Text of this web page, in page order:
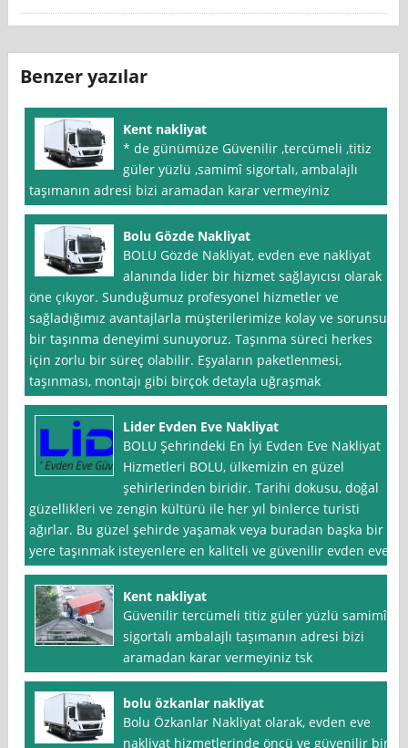
Benzer yazılar
Kent nakliyat
* de günümüze Güvenilir ,tercümeli ,titiz
güler yüzlü ,samimî sigortalı, ambalajlı
taşımanın adresi bizi aramadan karar vermeyiniz
Bolu Gözde Nakliyat
BOLU Gözde Nakliyat, evden eve nakliyat
alanında lider bir hizmet sağlayıcısı olarak
öne çıkıyor. Sunduğumuz profesyonel hizmetler ve
sağladığımız avantajlarla müşterilerimize kolay ve sorunsuz
bir taşınma deneyimi sunuyoruz. Taşınma süreci herkes
için zorlu bir süreç olabilir. Eşyaların paketlenmesi,
taşınması, montajı gibi birçok detayla uğraşmak
Lider Evden Eve Nakliyat
BOLU Şehrindeki En İyi Evden Eve Nakliyat
Hizmetleri BOLU, ülkemizin en güzel
şehirlerinden biridir. Tarihi dokusu, doğal
güzellikleri ve zengin kültürü ile her yıl binlerce turisti
ağırlar. Bu güzel şehirde yaşamak veya buradan başka bir
yere taşınmak isteyenlere en kaliteli ve güvenilir evden eve
Kent nakliyat
Güvenilir tercümeli titiz güler yüzlü samimî
sigortalı ambalajlı taşımanın adresi bizi
aramadan karar vermeyiniz tsk
bolu özkanlar nakliyat
Bolu Özkanlar Nakliyat olarak, evden eve
nakliyat hizmetlerinde öncü ve güvenilir bir